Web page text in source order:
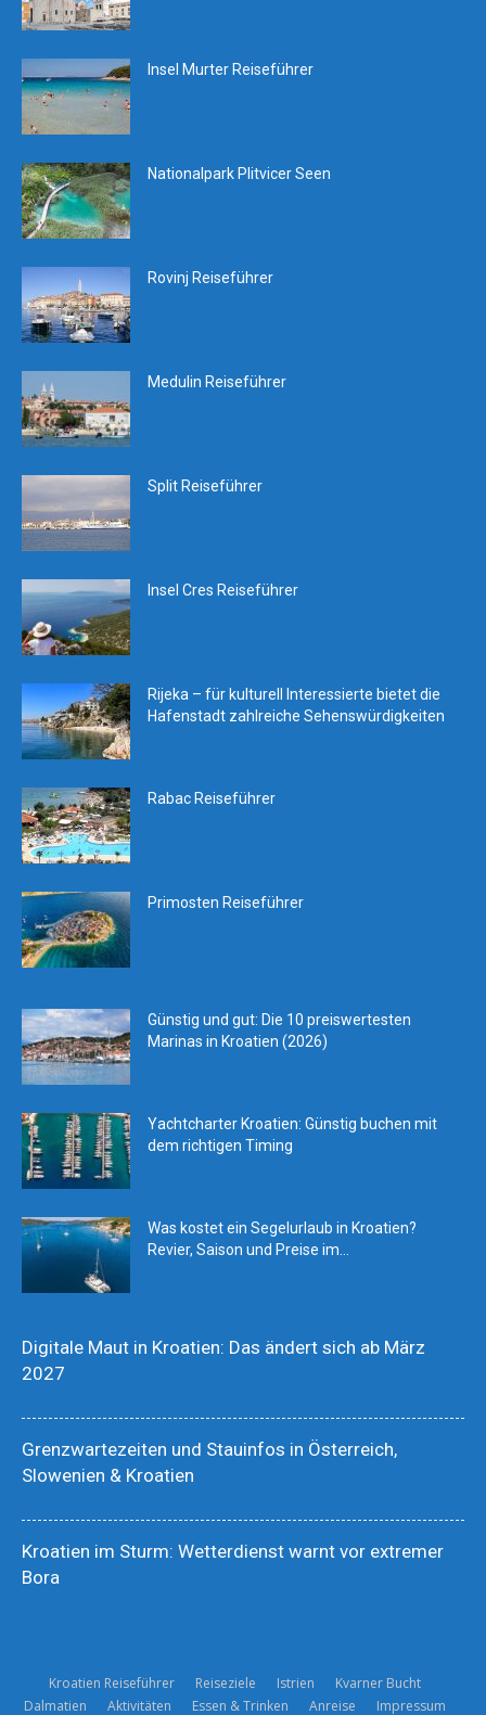
Insel Murter Reiseführer
Nationalpark Plitvicer Seen
Rovinj Reiseführer
Medulin Reiseführer
Split Reiseführer
Insel Cres Reiseführer
Rijeka – für kulturell Interessierte bietet die
Hafenstadt zahlreiche Sehenswürdigkeiten
Rabac Reiseführer
Primosten Reiseführer
Günstig und gut: Die 10 preiswertesten
Marinas in Kroatien (2026)
Yachtcharter Kroatien: Günstig buchen mit
dem richtigen Timing
Was kostet ein Segelurlaub in Kroatien?
Revier, Saison und Preise im...
Digitale Maut in Kroatien: Das ändert sich ab März
2027
Grenzwartezeiten und Stauinfos in Österreich,
Slowenien & Kroatien
Kroatien im Sturm: Wetterdienst warnt vor extremer
Bora
Kroatien Reiseführer Reiseziele Istrien
Kvarner Bucht
Dalmatien
Aktivitäten Essen & Trinken Anreise Impressum